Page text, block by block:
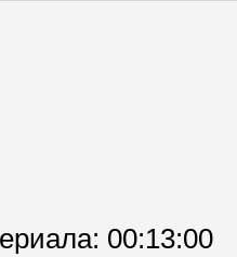
: 00:13:00